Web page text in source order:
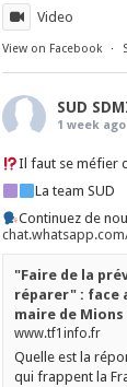
Video
View on Facebook ·
SUD
1 week ago
Il faut se méfier
La team SUD
Continuez de
chat.whatsapp.com/
"Faire de la
réparer" : face
maire de
www.tf1info.fr
Quelle est la
qui frappent la